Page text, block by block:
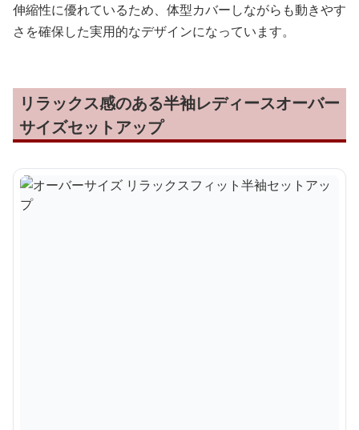
伸縮性に優れているため、体型カバーしながらも動きやす
さを確保した実用的なデザインになっています。
リラックス感のある半袖レディースオーバー
サイズセットアップ